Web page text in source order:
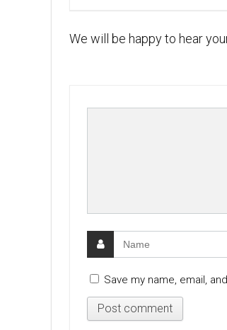
We will be happy to hear
Save my name, email,